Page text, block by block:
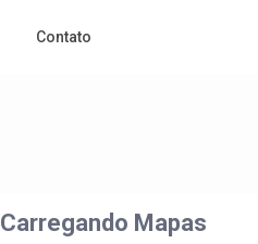
Contato
Carregando Mapas